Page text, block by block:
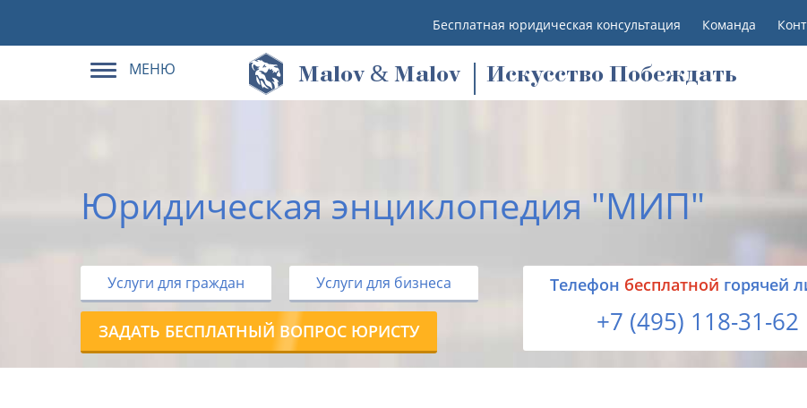
Бесплатная юридическая консультация Команда
МЕНЮ Malov & Malov Искусство Побеждать
Юридическая энциклопедия "МИП"
Услуги для граждан Услуги для бизнеса
ЗАДАТЬ БЕСПЛАТНЫЙ ВОПРОС ЮРИСТУ
Tелефон бесплатной горячей
+7 (495) 118-31-62